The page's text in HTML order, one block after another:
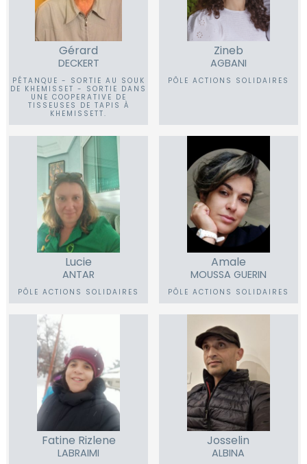
Gérard
DECKERT
PÉTANQUE - SORTIE AU SOUK
DE KHEMISSET - SORTIE DANS
UNE COOPERATIVE DE
TISSEUSES DE TAPIS À
KHEMISSETT.
Zineb
AGBANI
PÔLE ACTIONS SOLIDAIRES
Lucie
ANTAR
PÔLE ACTIONS SOLIDAIRES
Amale
MOUSSA GUERIN
PÔLE ACTIONS SOLIDAIRES
Fatine Rizlene
LABRAIMI
Josselin
ALBINA